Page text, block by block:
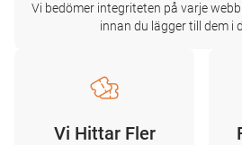
Vi bedömer integriteten på varje
innan du lägger till dem i
Vi Hittar Fler